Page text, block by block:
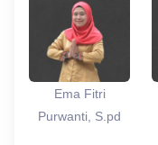
Ema Fitri
Purwanti, S.pd